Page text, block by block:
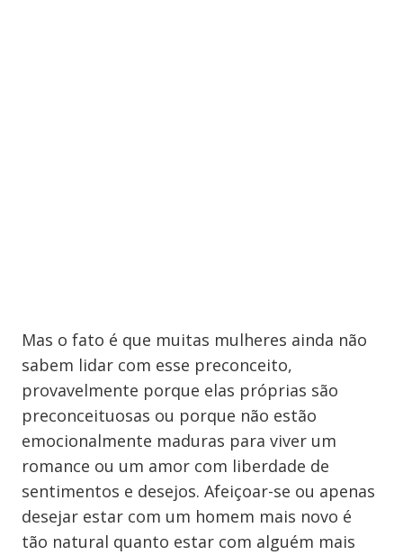
Mas o fato é que muitas mulheres ainda não
sabem lidar com esse preconceito,
provavelmente porque elas próprias são
preconceituosas ou porque não estão
emocionalmente maduras para viver um
romance ou um amor com liberdade de
sentimentos e desejos. Afeiçoar-se ou apenas
desejar estar com um homem mais novo é
tão natural quanto estar com alguém mais